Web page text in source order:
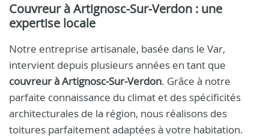
Couvreur à Artignosc‑Sur‑Verdon : une
expertise locale
Notre entreprise artisanale, basée dans le Var,
intervient depuis plusieurs années en tant que
couvreur à Artignosc‑Sur‑Verdon. Grâce à notre
parfaite connaissance du climat et des spécificités
architecturales de la région, nous réalisons des
toitures parfaitement adaptées à votre habitation.